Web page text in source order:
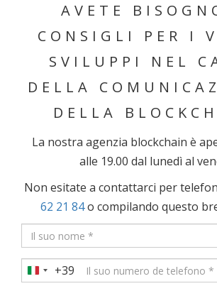
AVETE
CONSIGLI PER I
SVILUPPI NEL
DELLA
DELLA
La nostra agenzia blockchain è
alle 19.00 dal lunedì al
Non esitate a contattarci per
62 21 84o compilando questo
Italy+39